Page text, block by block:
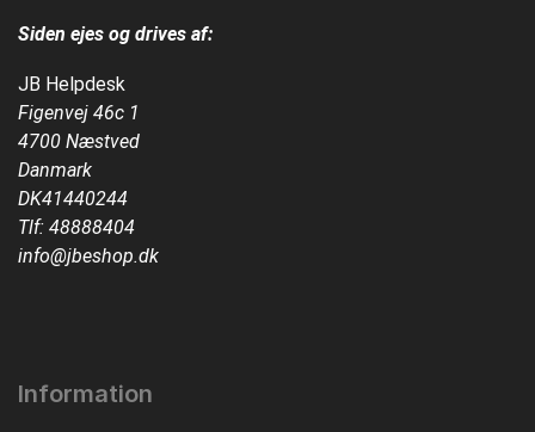
Siden ejes og drives af:
JB Helpdesk
Figenvej 46c 1
4700 Næstved
Danmark
DK41440244
Tlf: 48888404
info@jbeshop.dk
Information